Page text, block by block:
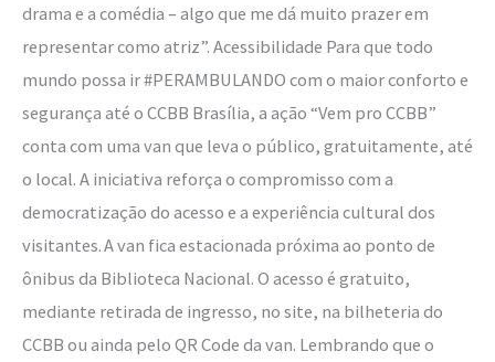
drama e a comédia – algo que me dá muito prazer em
representar como atriz”. Acessibilidade Para que todo
mundo possa ir #PERAMBULANDO com o maior conforto e
segurança até o CCBB Brasília, a ação “Vem pro CCBB”
conta com uma van que leva o público, gratuitamente, até
o local. A iniciativa reforça o compromisso com a
democratização do acesso e a experiência cultural dos
visitantes. A van fica estacionada próxima ao ponto de
ônibus da Biblioteca Nacional. O acesso é gratuito,
mediante retirada de ingresso, no site, na bilheteria do
CCBB ou ainda pelo QR Code da van. Lembrando que o